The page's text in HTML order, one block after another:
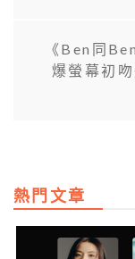
《Ben同
爆螢幕初
熱門文章